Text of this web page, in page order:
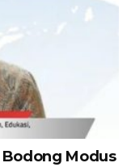
Bodong Modus